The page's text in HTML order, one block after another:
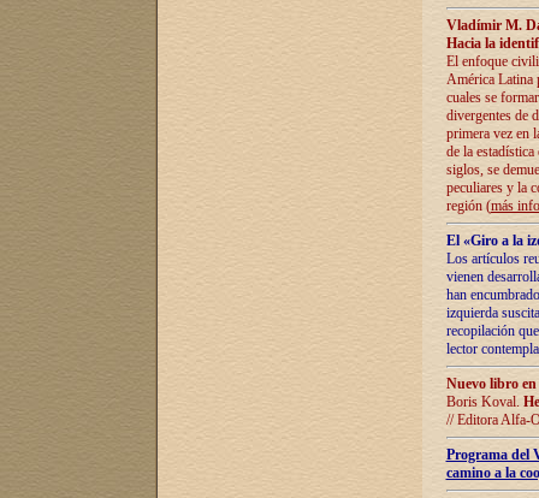
Vladímir M.
Hacia la
El enfoque
América Latina
cuales se
divergentes de
primera vez en
de la
siglos, se
peculiares y la
región (más
El «Giro a la
Los artículos
vienen
han
izquierda
recopilación
lector
Nuevo libro
Boris Koval.
// Editora Alfa-
Programa del
camino a la